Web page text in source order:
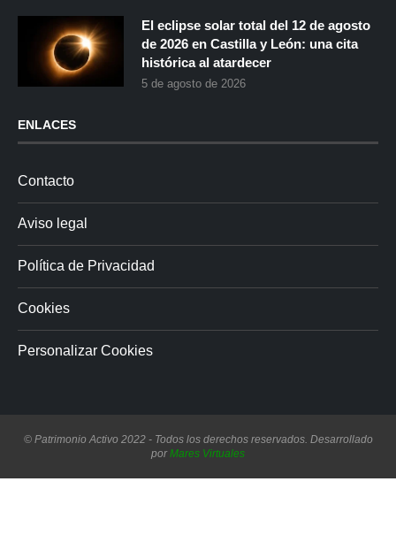
El eclipse solar total del 12 de agosto
de 2026 en Castilla y León: una cita
histórica al atardecer
5 de agosto de 2026
ENLACES
Contacto
Aviso legal
Política de Privacidad
Cookies
Personalizar Cookies
© Patrimonio Activo 2022 - Todos los derechos reservados. Desarrollado
porMares Virtuales